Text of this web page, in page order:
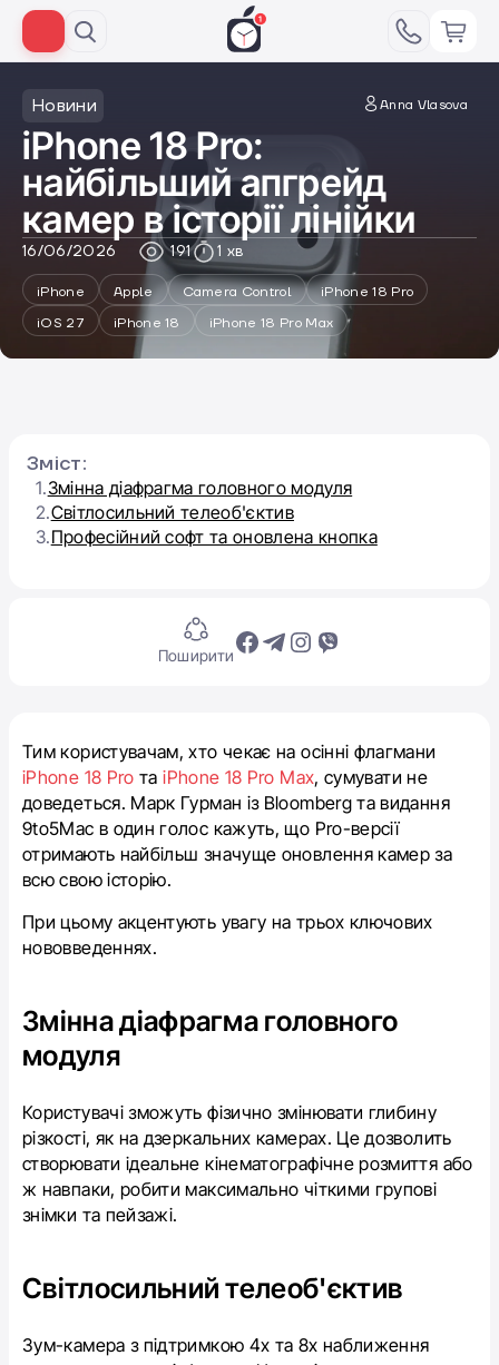
Новини Anna Vlasova
iPhone 18 Pro:
найбільший апгрейд
камер в історії лінійки
16/06/2026 191 1 хв
iPhone Apple Camera Control
iPhone 18 Pro
iOS 27
iPhone 18 iPhone 18 Pro Max
Поширити
Тим користувачам, хто чекає на осінні флагмани
iPhone 18 Pro таiPhone 18 Pro Max, сумувати не
доведеться. Марк Гурман із Bloomberg та видання
9to5Mac в один голос кажуть, що Pro-версії
отримають найбільш значуще оновлення камер за
всю свою історію.
При цьому акцентують увагу на трьох ключових
нововведеннях.
Змінна діафрагма головного
модуля
Користувачі зможуть фізично змінювати глибину
різкості, як на дзеркальних камерах. Це дозволить
створювати ідеальне кінематографічне розмиття або
ж навпаки, робити максимально чіткими групові
знімки та пейзажі.
Світлосильний телеоб'єктив
Зум-камера з підтримкою 4х та 8х наближення
Зміст:
1.Змінна діафрагма головного модуля
2.Світлосильний телеоб'єктив
3.Професійний софт та оновлена кнопка